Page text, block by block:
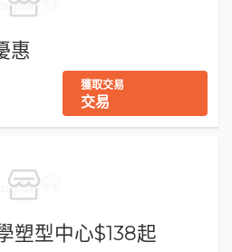
惠
獲取交易
交易
塑型中心$138起